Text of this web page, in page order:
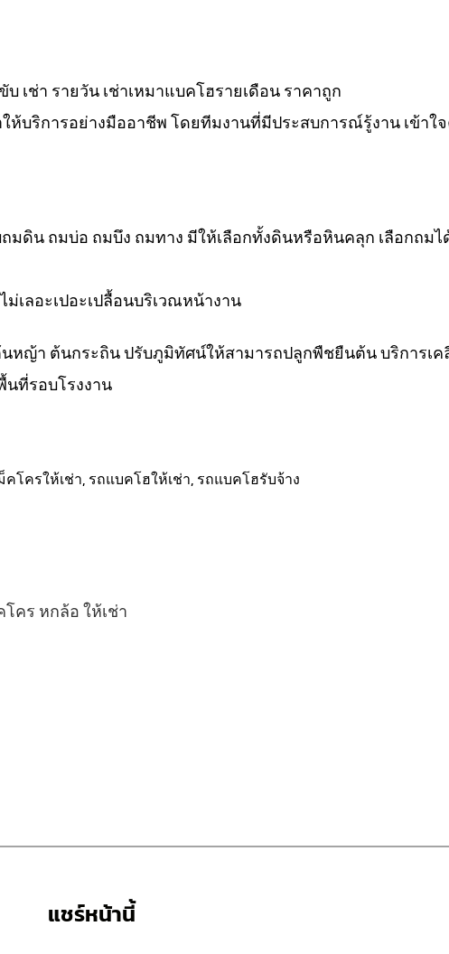
เช่า รายวัน เช่าเหมาแบคโฮรายเดือน ราคาถูก
ห้บริการอย่างมืออาชีพ โดยทีมงานที่มีประสบการณ์รู้งาน เข้าใ
มดิน ถมบ่อ ถมบึง ถมทาง มีให้เลือกทั้งดินหรือหินคลุก เลือกถม
เลอะเปอะเปลื้อนบริเวณหน้างาน
หญ้า ต้นกระถิน ปรับภูมิทัศน์ให้สามารถปลูกพืชยืนต้น บริการเ
นที่รอบโรงงาน
คโครให้เช่า, รถแบคโฮให้เช่า, รถแบคโฮรับจ้าง
คร หกล้อ ให้เช่า
แชร์หน้านี้